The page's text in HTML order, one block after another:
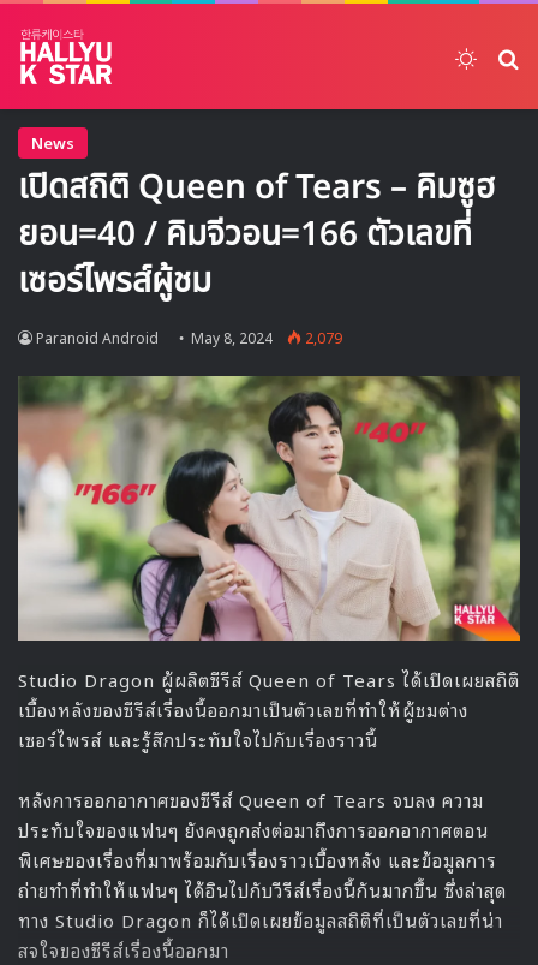
News
เปิดสถิติ Queen of Tears – คิมซูฮ
ยอน=40 / คิมจีวอน=166 ตัวเลขที่
เซอร์ไพรส์ผู้ชม
Paranoid Android May 8, 2024 2,079
Studio Dragon ผู้ผลิตซีรีส์ Queen of Tears ได้เปิดเผยสถิติ
เบื้องหลังของซีรีส์เรื่องนี้ออกมาเป็นตัวเลขที่ทำให้ผู้ชมต่าง
เซอร์ไพรส์ และรู้สึกประทับใจไปกับเรื่องราวนี้
หลังการออกอากาศของซีรีส์ Queen of Tears จบลง ความ
ประทับใจของแฟนๆ ยังคงถูกส่งต่อมาถึงการออกอากาศตอน
พิเศษของเรื่องที่มาพร้อมกับเรื่องราวเบื้องหลัง และข้อมูลการ
ถ่ายทำที่ทำให้แฟนๆ ได้อินไปกับวีรีส์เรื่องนี้กันมากขึ้น ซึ่งล่าสุด
ทาง Studio Dragon ก็ได้เปิดเผยข้อมูลสถิติที่เป็นตัวเลขที่น่า
สจใจของซีรีส์เรื่องนี้ออกมา